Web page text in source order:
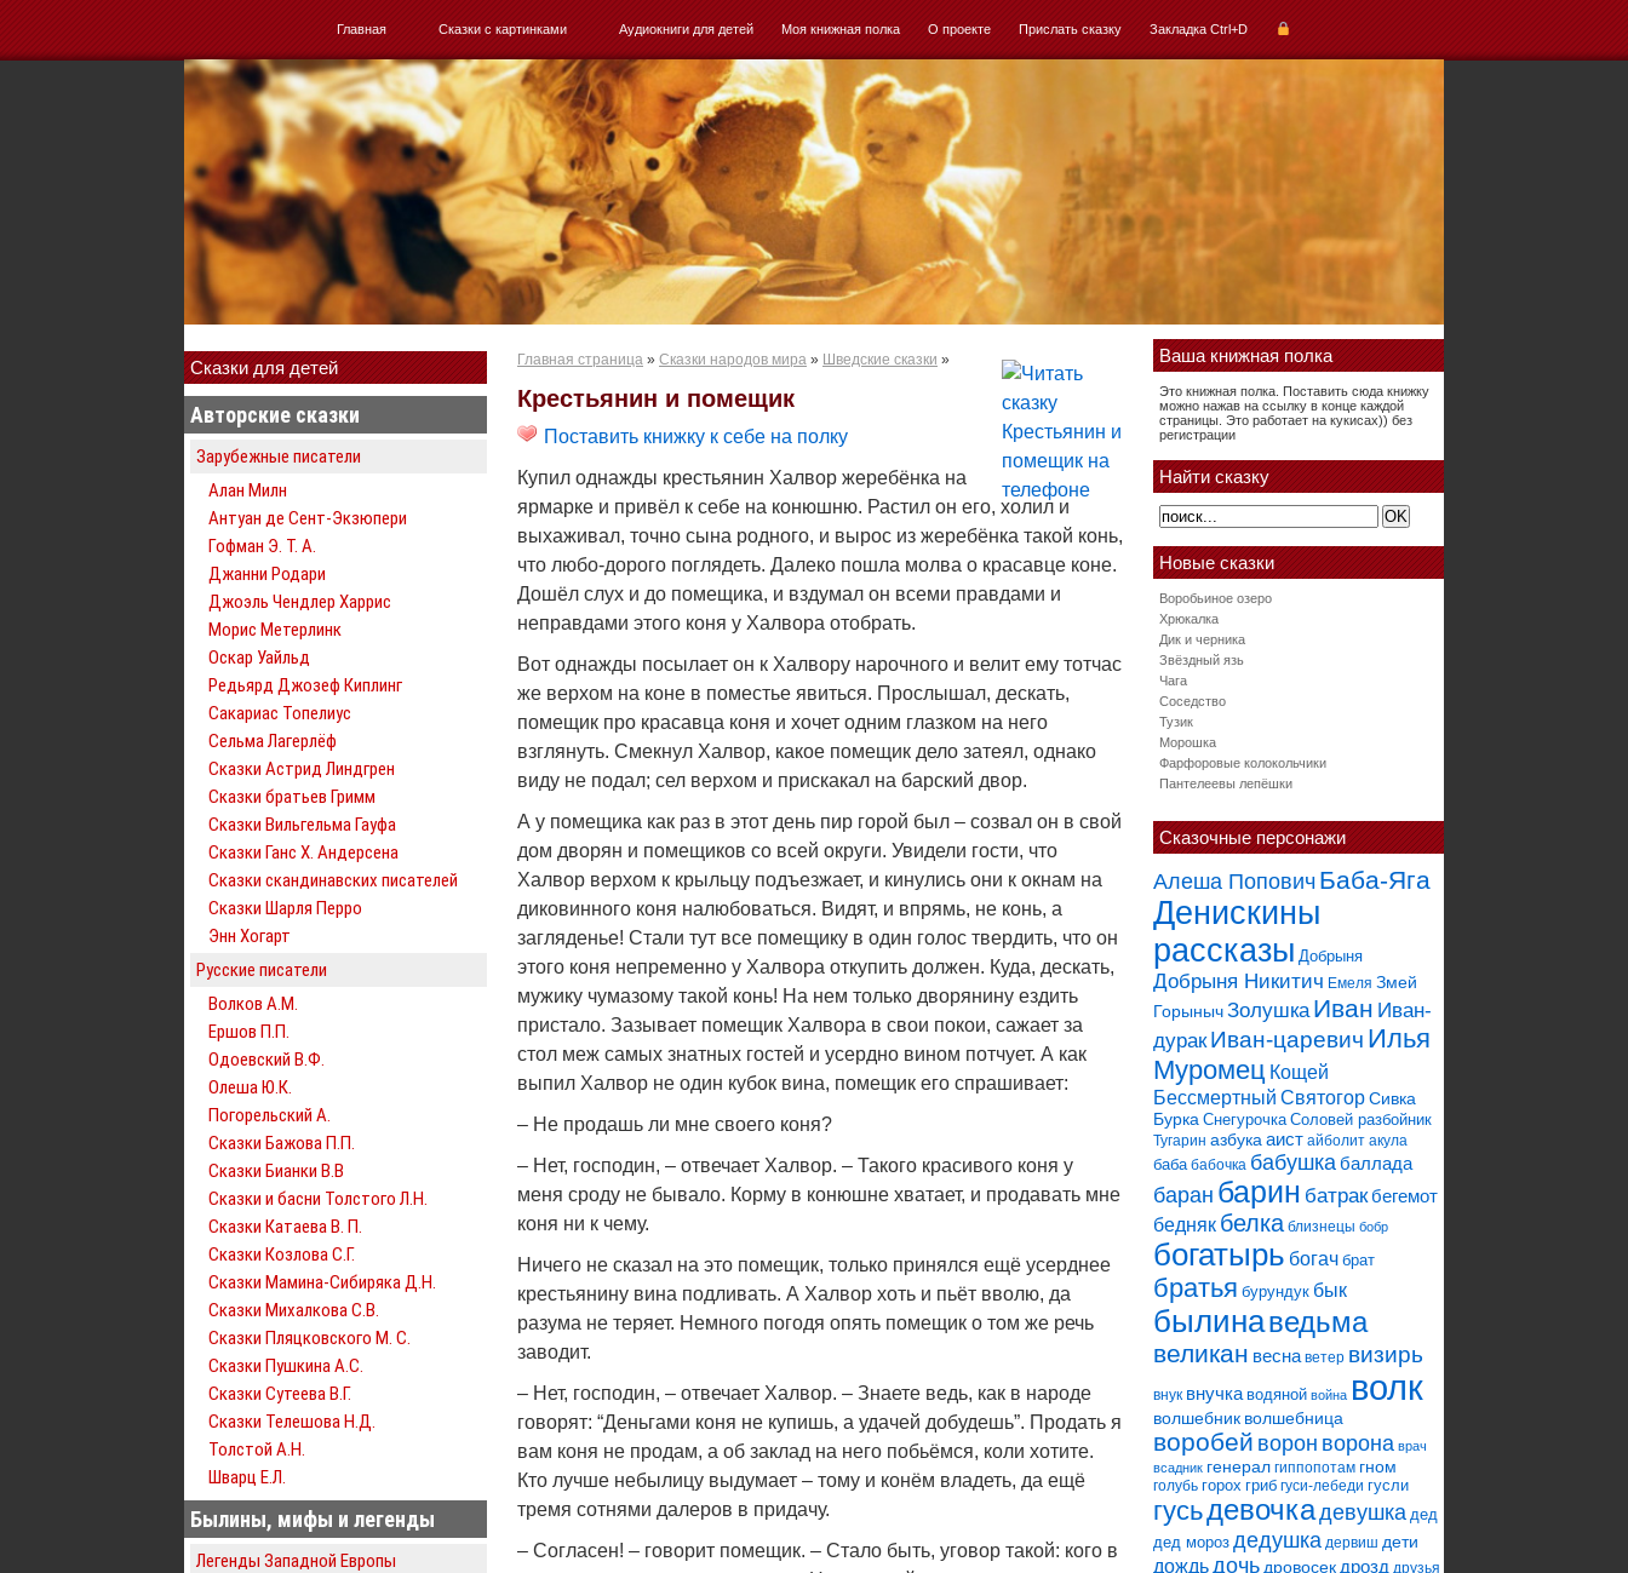
Главная Сказки с картинками Аудиокниги для детей Моя книжная полка О проекте Прислать сказку Закладка Ctrl+D
Сказки для детей
Авторские сказки
Зарубежные писатели
Алан Милн
Антуан де Сент-Экзюпери
Гофман Э. Т. А.
Джанни Родари
Джоэль Чендлер Харрис
Морис Метерлинк
Оскар Уайльд
Редьярд Джозеф Киплинг
Сакариас Топелиус
Сельма Лагерлёф
Сказки Астрид Линдгрен
Сказки братьев Гримм
Сказки Вильгельма Гауфа
Сказки Ганс Х. Андерсена
Сказки скандинавских писателей
Сказки Шарля Перро
Энн Хогарт
Русские писатели
Волков А.М.
Ершов П.П.
Одоевский В.Ф.
Олеша Ю.К.
Погорельский А.
Сказки Бажова П.П.
Сказки Бианки В.В
Сказки и басни Толстого Л.Н.
Сказки Катаева В. П.
Сказки Козлова С.Г.
Сказки Мамина-Сибиряка Д.Н.
Сказки Михалкова С.В.
Сказки Пляцковского М. С.
Сказки Пушкина А.С.
Сказки Сутеева В.Г.
Сказки Телешова Н.Д.
Толстой А.Н.
Шварц Е.Л.
Былины, мифы и легенды
Легенды Западной Европы
Главная страница » Сказки народов мира » Шведские сказки »
Крестьянин и помещик
Поставить книжку к себе на полку
Купил однажды крестьянин Халвор жеребёнка на
ярмарке и привёл к себе на конюшню. Растил он его, холил и
выхаживал, точно сына родного, и вырос из жеребёнка такой конь,
что любо-дорого поглядеть. Далеко пошла молва о красавце коне.
Дошёл слух и до помещика, и вздумал он всеми правдами и
неправдами этого коня у Халвора отобрать.
Вот однажды посылает он к Халвору нарочного и велит ему тотчас
же верхом на коне в поместье явиться. Прослышал, дескать,
помещик про красавца коня и хочет одним глазком на него
взглянуть. Смекнул Халвор, какое помещик дело затеял, однако
виду не подал; сел верхом и прискакал на барский двор.
А у помещика как раз в этот день пир горой был – созвал он в свой
дом дворян и помещиков со всей округи. Увидели гости, что
Халвор верхом к крыльцу подъезжает, и кинулись они к окнам на
диковинного коня налюбоваться. Видят, и впрямь, не конь, а
загляденье! Стали тут все помещику в один голос твердить, что он
этого коня непременно у Халвора откупить должен. Куда, дескать,
мужику чумазому такой конь! На нем только дворянину ездить
пристало. Зазывает помещик Халвора в свои покои, сажает за
стол меж самых знатных гостей и усердно вином потчует. А как
выпил Халвор не один кубок вина, помещик его спрашивает:
– Не продашь ли мне своего коня?
– Нет, господин, – отвечает Халвор. – Такого красивого коня у
меня сроду не бывало. Корму в конюшне хватает, и продавать мне
коня ни к чему.
Ничего не сказал на это помещик, только принялся ещё усерднее
крестьянину вина подливать. А Халвор хоть и пьёт вволю, да
разума не теряет. Немного погодя опять помещик о том же речь
заводит.
– Нет, господин, – отвечает Халвор. – Знаете ведь, как в народе
говорят: “Деньгами коня не купишь, а удачей добудешь”. Продать я
вам коня не продам, а об заклад на него побьёмся, коли хотите.
Кто лучше небылицу выдумает – тому и конём владеть, да ещё
тремя сотнями далеров в придачу.
– Согласен! – говорит помещик. – Стало быть, уговор такой: кого в
Ваша книжная полка
Это книжная полка. Поставить сюда книжку
можно нажав на ссылку в конце каждой
страницы. Это работает на кукисах)) без
регистрации
Найти сказку
Новые сказки
Воробьиное озеро
Хрюкалка
Дик и черника
Звёздный язь
Чага
Соседство
Тузик
Морошка
Фарфоровые колокольчики
Пантелеевы лепёшки
Сказочные персонажи
Алеша Попович Баба-Яга
Денискины
рассказы Добрыня
Добрыня Никитич Емеля Змей
ГорынычЗолушка Иван Иван-
дурак Иван-царевич Илья
Муромец Кощей
Бессмертный СвятогорСивка
Бурка Снегурочка Соловей разбойник
Тугарин азбука аист айболит акула
баба бабочка бабушкабаллада
баран барин батракбегемот
бедняк белка близнецы бобр
богатырь богач брат
братья бурундук бык
былинаведьма
великан весна ветер визирь
внук внучка водяной война волк
волшебник волшебница
воробей ворон ворона врач
всадник генерал гиппопотам гном
голубь горох гриб гуси-лебеди гусли
гусьдевочкадевушка дед
дед мороз дедушка дервиш дети
дождьдочь дровосек дрозд друзья